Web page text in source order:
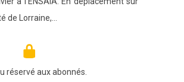
de Lorraine,…
réservé aux abonnés.